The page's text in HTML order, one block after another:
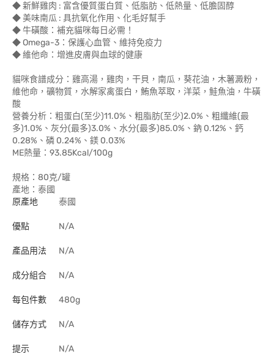
◆ 新鮮雞肉 : 富含優質蛋白質、低脂肪、低熱量、低膽固醇
◆ 美味南瓜 : 具抗氧化作用、化毛好幫手
◆ 牛磺酸：補充貓咪每日必需！
◆ Omega-3：保護心血管、維持免疫力
◆ 維他命：增進皮膚與血球的健康
貓咪食譜成分：雞高湯，雞肉，干貝，南瓜，葵花油，木薯澱粉，
維他命，礦物質，水解家禽蛋白，鮪魚萃取，洋菜，鮭魚油，牛磺
酸
營養分析：粗蛋白(至少)11.0%、粗脂肪(至少)2.0%、粗纖維(最
多)1.0%、灰分(最多)3.0%、水分(最多)85.0%、鈉 0.12%、鈣
0.28%、磷 0.24%、鎂 0.03%
ME熱量：93.85Kcal/100g
規格：80克/罐
產地：泰國
原產地
泰國
優點 N/A
產品用法 N/A
成分組合 N/A
每包件數 480g
儲存方式 N/A
提示 N/A